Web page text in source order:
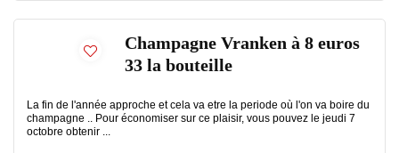
Champagne Vranken à 8 euros
33 la bouteille
La fin de l'année approche et cela va etre la periode où l'on va boire du
champagne .. Pour économiser sur ce plaisir, vous pouvez le jeudi 7
octobre obtenir ...